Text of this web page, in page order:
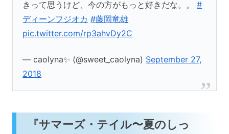
きって思うけど、今の方がもっと好きだな。。#
ディーンフジオカ #藤岡竜雄
pic.twitter.com/rp3ahvDy2C
— caolyna✨ (@sweet_caolyna) September 27,
2018
『サマーズ・テイル〜夏のしっ